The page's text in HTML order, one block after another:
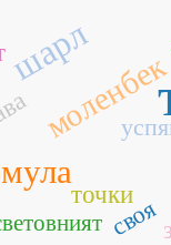
шарл
моленбек
точкисвоя